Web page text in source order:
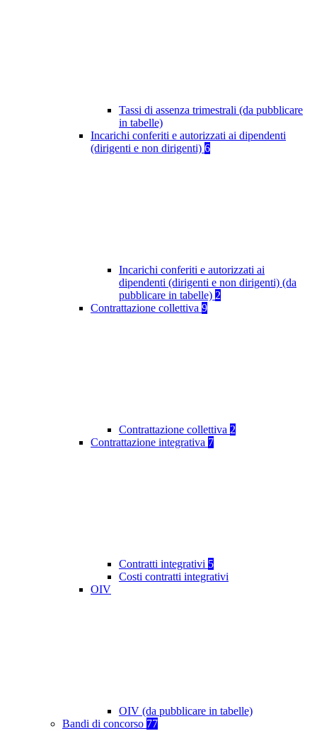
Tassi di assenza trimestrali (da pubblicare
in tabelle)
Incarichi conferiti e autorizzati ai dipendenti
(dirigenti e non dirigenti) 6
Incarichi conferiti e autorizzati ai
dipendenti (dirigenti e non dirigenti) (da
pubblicare in tabelle) 2
Contrattazione collettiva 9
Contrattazione collettiva 2
Contrattazione integrativa 7
Contratti integrativi 5
Costi contratti integrativi
OIV
OIV (da pubblicare in tabelle)
Bandi di concorso 77